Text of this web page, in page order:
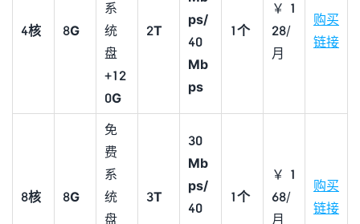
4核 8G
系
统
盘
+12
0G
2T
ps/
40
Mb
ps
1个
￥1
28/
月
购买
链接
8核 8G
免
费
系
统
盘
3T
30
Mb
ps/
40
1个
￥1
68/
月
购买
链接